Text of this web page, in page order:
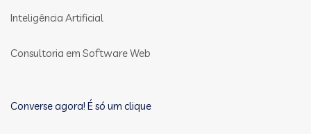
Inteligência Artificial
Consultoria em Software Web
Converse agora! É só um clique